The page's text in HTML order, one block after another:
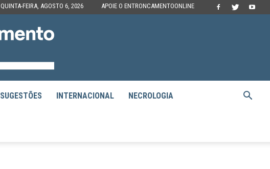
QUINTA-FEIRA, AGOSTO 6, 2026 APOIE O ENTRONCAMENTOONLINE
SUGESTÕES INTERNACIONAL NECROLOGIA